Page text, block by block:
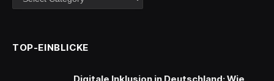
TOP-EINBLICKE